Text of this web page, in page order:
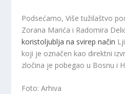
Podsećamo, Više tužilaštvo
Zorana Marića i Radomira
koristoljublja na svirep način
koji je označen kao direktni
zločina je pobegao u Bosnu i
Foto: Arhiva